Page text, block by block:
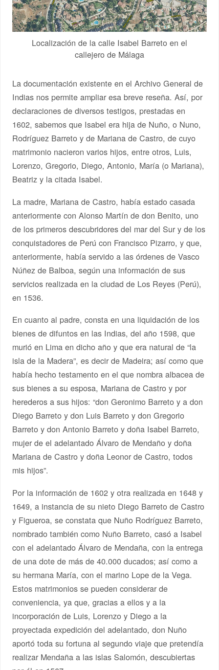
Localización de la calle Isabel Barreto en el
callejero de Málaga
La documentación existente en el Archivo General de
Indias nos permite ampliar esa breve reseña. Así, por
declaraciones de diversos testigos, prestadas en
1602, sabemos que Isabel era hija de Nuño, o Nuno,
Rodríguez Barreto y de Mariana de Castro, de cuyo
matrimonio nacieron varios hijos, entre otros, Luis,
Lorenzo, Gregorio, Diego, Antonio, María (o Mariana),
Beatriz y la citada Isabel.
La madre, Mariana de Castro, había estado casada
anteriormente con Alonso Martín de don Benito, uno
de los primeros descubridores del mar del Sur y de los
conquistadores de Perú con Francisco Pizarro, y que,
anteriormente, había servido a las órdenes de Vasco
Núñez de Balboa, según una información de sus
servicios realizada en la ciudad de Los Reyes (Perú),
en 1536.
En cuanto al padre, consta en una liquidación de los
bienes de difuntos en las Indias, del año 1598, que
murió en Lima en dicho año y que era natural de “la
isla de la Madera”, es decir de Madeira; así como que
había hecho testamento en el que nombra albacea de
sus bienes a su esposa, Mariana de Castro y por
herederos a sus hijos: “don Geronimo Barreto y a don
Diego Barreto y don Luis Barreto y don Gregorio
Barreto y don Antonio Barreto y doña Isabel Barreto,
mujer de el adelantado Álvaro de Mendaño y doña
Mariana de Castro y doña Leonor de Castro, todos
mis hijos”.
Por la información de 1602 y otra realizada en 1648 y
1649, a instancia de su nieto Diego Barreto de Castro
y Figueroa, se constata que Nuño Rodríguez Barreto,
nombrado también como Nuño Barreto, casó a Isabel
con el adelantado Álvaro de Mendaña, con la entrega
de una dote de más de 40.000 ducados; así como a
su hermana María, con el marino Lope de la Vega.
Estos matrimonios se pueden considerar de
conveniencia, ya que, gracias a ellos y a la
incorporación de Luis, Lorenzo y Diego a la
proyectada expedición del adelantado, don Nuño
aportó toda su fortuna al segundo viaje que pretendía
realizar Mendaña a las islas Salomón, descubiertas